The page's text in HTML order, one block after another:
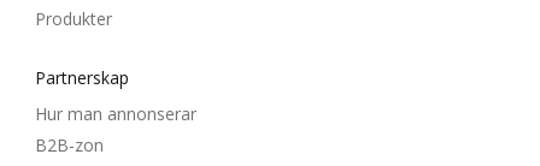
Produkter
Partnerskap
Hur man annonserar
B2B-zon